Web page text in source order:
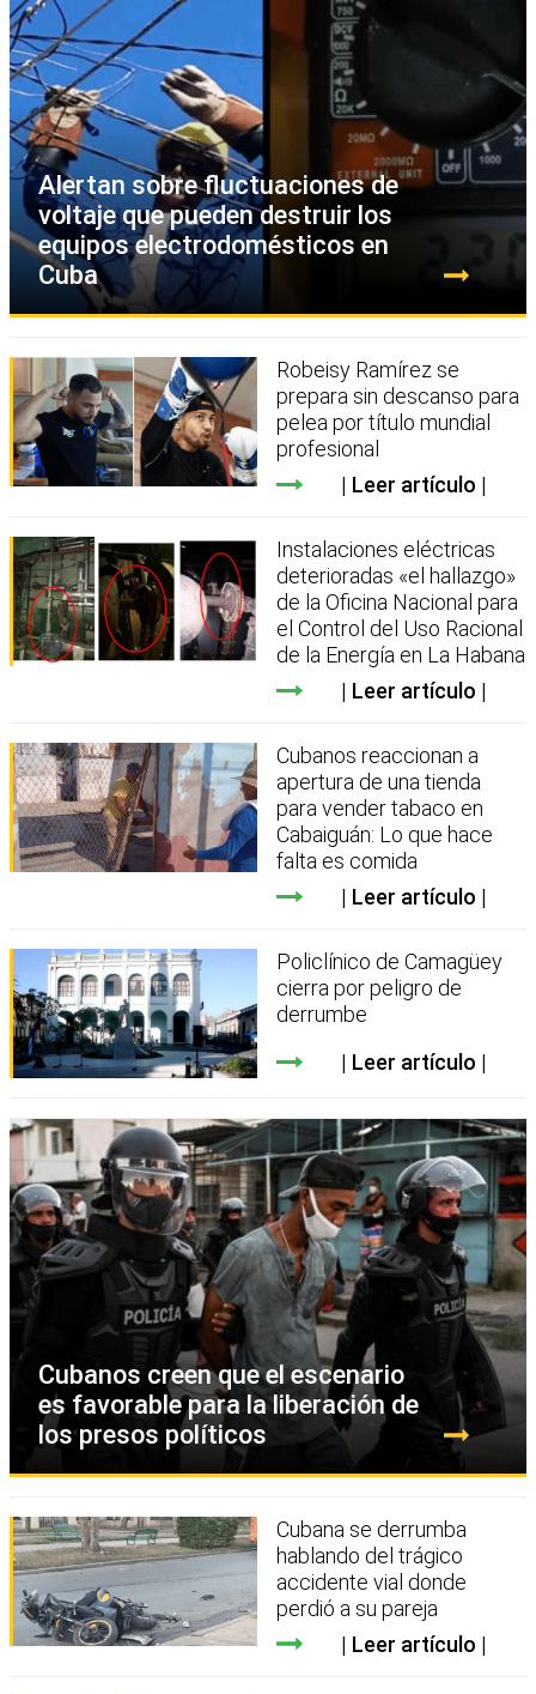
Alertan sobre fluctuaciones de
voltaje que pueden destruir los
equipos electrodomésticos en
Cuba
Robeisy Ramírez se
prepara sin descanso para
pelea por título mundial
profesional
Leer artículo
Instalaciones eléctricas
deterioradas «el hallazgo»
de la Oficina Nacional para
el Control del Uso Racional
de la Energía en La Habana
Leer artículo
Cubanos reaccionan a
apertura de una tienda
para vender tabaco en
Cabaiguán: Lo que hace
falta es comida
Leer artículo
Policlínico de Camagüey
cierra por peligro de
derrumbe
Leer artículo
Cubanos creen que el escenario
es favorable para la liberación de
los presos políticos
Cubana se derrumba
hablando del trágico
accidente vial donde
perdió a su pareja
Leer artículo